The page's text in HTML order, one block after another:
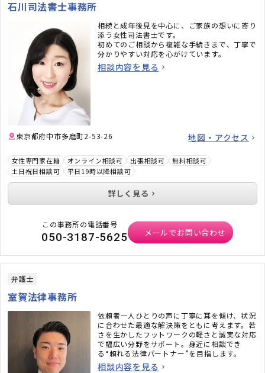
石川司法書士事務所
相続と成年後見を中心に、ご家族の想いに寄り
添う女性司法書士です。
初めてのご相談から複雑な手続きまで、丁寧で
分かりやすい対応を心がけています。
相談内容を見る
東京都府中市多磨町2-53-26 地図・アクセス
女性専門家在籍 オンライン相談可 出張相談可
無料相談可
土日祝日相談可
平日19時以降相談可
詳しく見る
この事務所の電話番号
050-3187-5625 メールでお問い合わせ
弁護士
室賀法律事務所
依頼者一人ひとりの声に丁寧に耳を傾け、状況
に合わせた最適な解決策をともに考えます。若
さを生かしたフットワークの軽さと誠実な対応
で幅広い分野をサポート。身近に相談でき
る“頼れる法律パートナー”を目指します。
相談内容を見る